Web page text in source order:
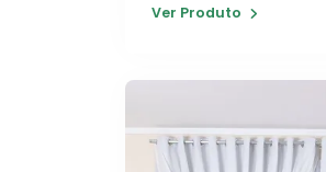
Ver Produto